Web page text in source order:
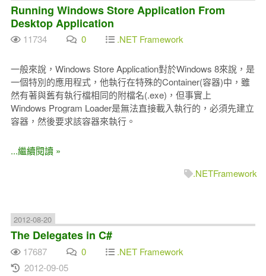
Running Windows Store Application From
Desktop Application
11734 0 .NET Framework
一般來說，Windows Store Application對於Windows 8來說，是
一個特別的應用程式，他執行在特殊的Container(容器)中，雖
然有著與舊有執行檔相同的附檔名(.exe)，但事實上
Windows Program Loader是無法直接載入執行的，必須先建立
容器，然後要求該容器來執行。
...繼續閱讀 »
.NETFramework
2012-08-20
The Delegates in C#
17687 0
.NET Framework
2012-09-05